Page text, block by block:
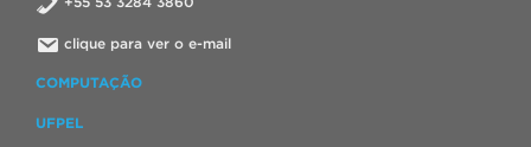
clique para ver o e-mail
COMPUTAÇÃO
UFPEL